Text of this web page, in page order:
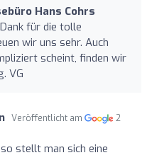
Hans Cohrs
für die tolle
wir uns sehr. Auch
scheint, finden wir
VG
Veröffentlicht am
2
stellt man sich eine